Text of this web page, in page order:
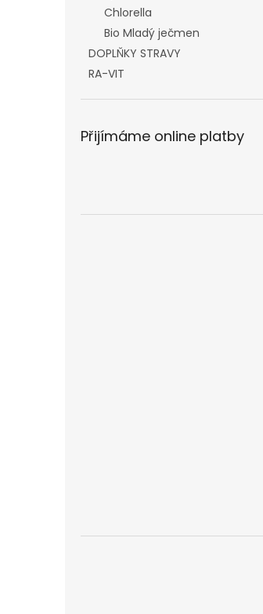
Chlorella
Bio Mladý ječmen
DOPLŇKY STRAVY
RA-VIT
Přijímáme online platby